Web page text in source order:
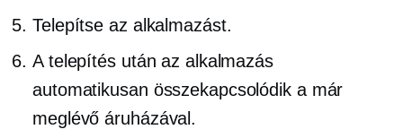
Telepítse az alkalmazást.
A telepítés után az alkalmazás
automatikusan összekapcsolódik a már
meglévő áruházával.